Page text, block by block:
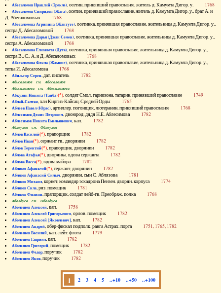
Абесаломов Ираклий (Эрекле), осетин, принявший православие, житель д. Камумта Дигор. у. 1768
Абесаломов Спиридон (Жага), осетин, принявший православие, житель д. Камумта Дигор. у., брат А. и
Д. Абесаломовых 1768
Абесаломова Агрипина (Жантуте), осетинка, принявшая православие, жительница д. Камумта Дигор. у.,
сестра Д. Абесаломовой 1768
Абесаломова Дарья (Джан Семен), осетинка, принявшая православие, жительница д. Камумта Дигор. у.,
сестра А. Абесаломовой 1768
Абесаломова Елизавета (Дуга), осетинка, принявшая православие, жительница д. Камумта Дигор. у.,
сестра В., С., А. и Д. Абесаломовых 1768
Абесаломова Фекла (Жамкис), осетинка, принявшая православие, жительница д. Камумта Дигор. у.,
тетка И. Абесаломова 1768
Абильгор Серен, дат. писатель 1782
Абисаломов см. Абесаломов
Абисаломова см. Абесаломова
Абкузин Никита (Танба)(*), солдат Смол. гарнизона, татарин, принявший православие 1749
Аблай-Салтан, хан Киргиз-Кайсац. Средней Орды 1765
Аблеев Павел (Юрас), артиллер. погонщик, лютеранин, принявший православие 1768
Аблесимов Денис Петрович, двоюрод. дядя Н.Е. Аблесимова 1782
Аблесимов Никита Емельянович, кап. 1782
Аблеухов см. Облеухов
Аблов Василий(*), прапорщик 1782
Аблов Иван(*), сержант гв., дворянин 1782
Аблов Терентий(*), прапорщик, дворянин 1782
Аблова Агафья(*), дворянка, вдова сержанта 1782
Аблова Васса(*), вдова майора 1782
Аблязов Афанасий(*), сержант, дворянин 1782
Аблязов Афанасий Силыч, дворянин, сын С. Аблязова 1781
Аблязов Михаил, корнет, командир эскадрона Пензен. дворян. корпуса 1774
Аблязов Сила, ряз. помещик 1781
Аблязов Филипп, прапорщик, солдат лейб-гв. Преображ. полка 1768
Аболдуев см. Оболдуев
Аболешев Алексей, кап. 1758
Аболешев Алексей Григорьевич, орлов. помещик 1782
Аболешев Алексей [Яковлевич], кап. 1782
Аболешев Андрей, обер-фискал подполк. ранга Астрах. порта 1751, 1765, 1782
Аболешев Василий, кап.-лейт. флота 1779
Аболешев Гавриил, кап. 1782
Аболешев Григорий, помещик 1782
Аболешев Федор, поручик 1782
Аболешев Яков, поручик 1782
1 2 3 4 5 ..+10 ..+50 ..+100